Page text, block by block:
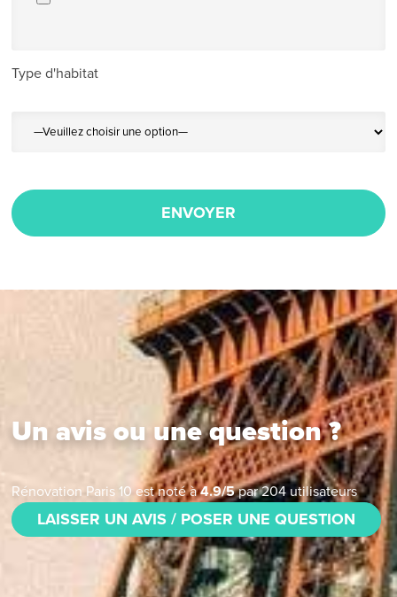
Type d'habitat
Un avis ou une question ?
Rénovation Paris 10 est noté à4.9/5 par204 utilisateurs
LAISSER UN AVIS / POSER UNE QUESTION